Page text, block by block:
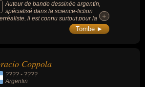
Auteur de bande dessinée argentin,
spécialisé dans la science-fiction
il est connu surtout pour la
« La Caste des Méta-Barons » (1992-
+
+
Tombe ►
Coppola
???? - ????
Argentin